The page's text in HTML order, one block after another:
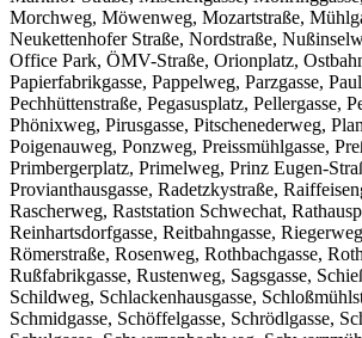
Morchweg, Möwenweg, Mozartstraße,
Neukettenhofer Straße, Nordstraße,
Office Park, ÖMV-Straße, Orionplatz,
Papierfabrikgasse, Pappelweg, Parzgasse,
Pechhüttenstraße, Pegasusplatz, Pellergasse,
Phönixweg, Pirusgasse, Pitschenederweg,
Poigenauweg, Ponzweg, Preissmühlgasse,
Primbergerplatz, Primelweg, Prinz Eugen-
Provianthausgasse, Radetzkystraße,
Rascherweg, Raststation Schwechat,
Reinhartsdorfgasse, Reitbahngasse,
Römerstraße, Rosenweg, Rothbachgasse,
Rußfabrikgasse, Rustenweg, Sagsgasse,
Schildweg, Schlackenhausgasse,
Schmidgasse, Schöffelgasse, Schrödlgasse,